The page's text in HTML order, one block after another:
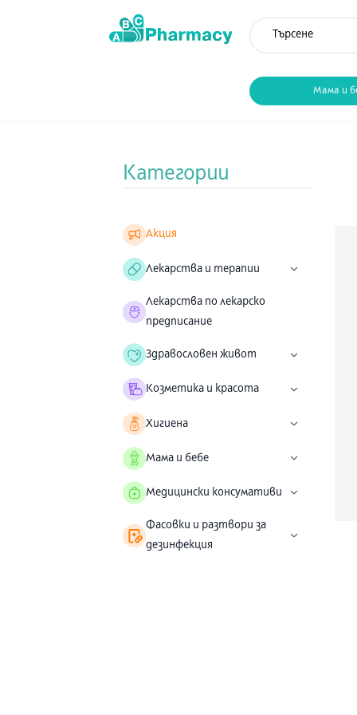
Мама и
Категории
Акция
Лекарства и терапии
Лекарства по лекарско
предписание
Здравословен живот
Козметика и красота
Хигиена
Мама и бебе
Медицински консумативи
Фасовки и разтвори за
дезинфекция